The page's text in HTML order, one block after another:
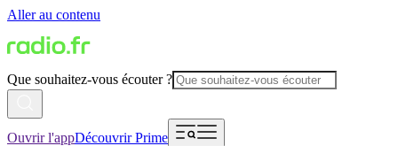
Aller au contenu
Que souhaitez-vous écouter ?
Ouvrir l'appDécouvrir Prime